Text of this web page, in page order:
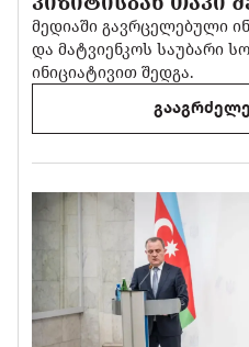
მედიაში გავრცელებული
და მატვიენკოს საუბარი
ინიციატივით შედგა.